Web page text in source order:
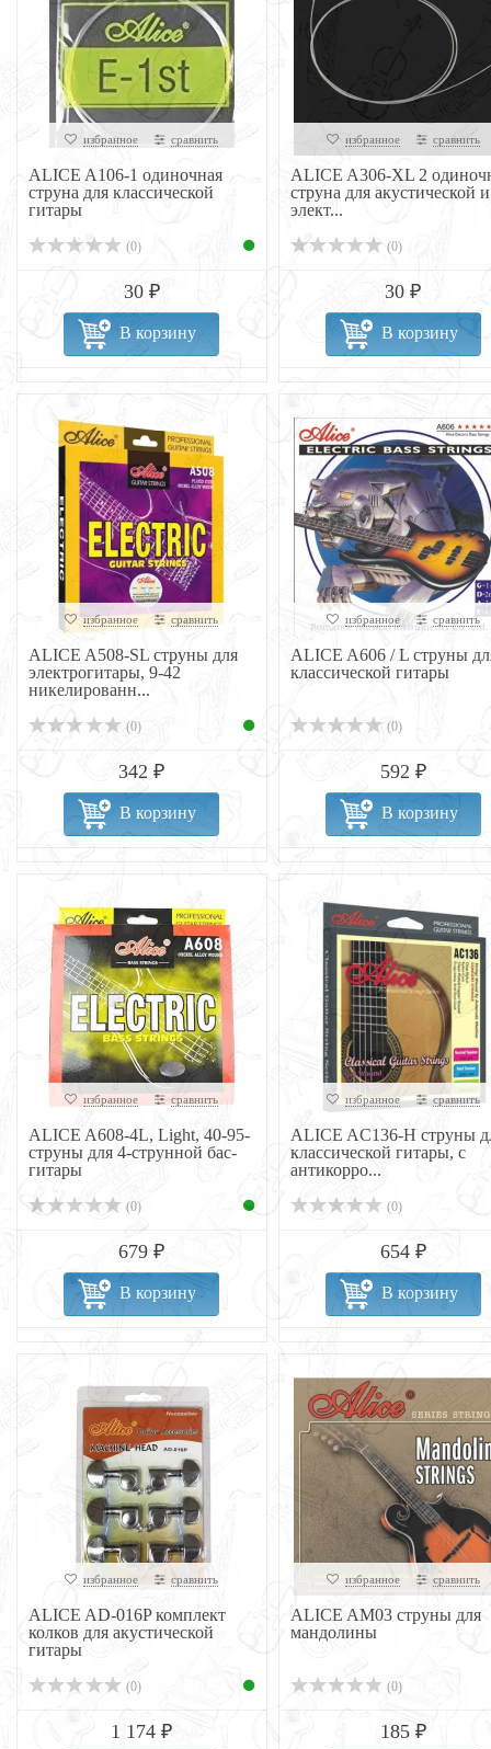
избранное сравнить
ALICE A106-1 одиночная
струна для классической
гитары
(0)
30 ₽
В корзину
избранное сравнить
ALICE A306-XL 2
струна для акустической и
элект...
(0)
30 ₽
В корзину
избранное сравнить
ALICE A508-SL струны для
электрогитары, 9-42
никелированн...
(0)
342 ₽
В корзину
избранное сравнить
ALICE A606 / L струны
классической гитары
(0)
592 ₽
В корзину
избранное сравнить
ALICE A608-4L, Light, 40-95-
струны для 4-струнной бас-
гитары
(0)
679 ₽
В корзину
избранное сравнить
ALICE AC136-H струны
классической гитары, с
антикорро...
(0)
654 ₽
В корзину
избранное сравнить
ALICE AD-016P комплект
колков для акустической
гитары
(0)
1 174 ₽
избранное сравнить
ALICE AM03 струны для
мандолины
(0)
185 ₽